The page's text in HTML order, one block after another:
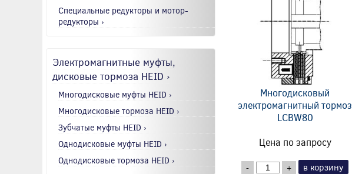
Специальные редукторы и мотор-
редукторы ›
Электромагнитные муфты,
дисковые тормоза HEID ›
Многодисковые муфты HEID ›
Многодисковые тормоза HEID ›
Зубчатые муфты HEID ›
Однодисковые муфты HEID ›
Однодисковые тормоза HEID ›
Многодисковый
электромагнитный тормоз
LCBW80
Цена по запросу
- + в корзину